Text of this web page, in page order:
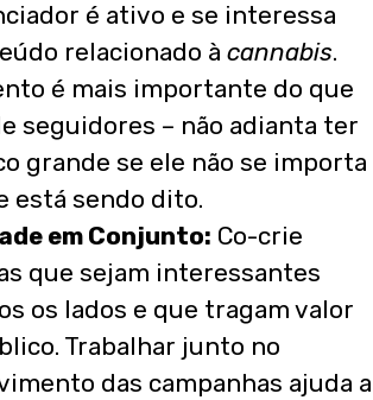
é ativo e se interessa
relacionado à cannabis.
é mais importante do que
seguidores – não adianta ter
grande se ele não se importa
está sendo dito.
em Conjunto: Co-crie
que sejam interessantes
os lados e que tragam valor
Trabalhar junto no
das campanhas ajuda a